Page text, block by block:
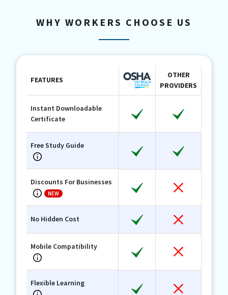
WHY WORKERS CHOOSE US
FEATURES
OTHER
PROVIDERS
Instant Downloadable
Certificate
Free Study Guide
Discounts For Businesses
NEW
No Hidden Cost
Mobile Compatibility
Flexible Learning